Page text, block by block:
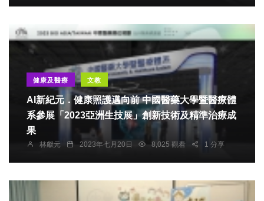
健康及醫療 文教
AI新紀元．健康照護邁向前 中國醫藥大學暨醫療體
系參展「2023亞洲生技展」創新技術及精準治療成
果
林獻元 2023年七月20日 8,025 觀看 1 分享